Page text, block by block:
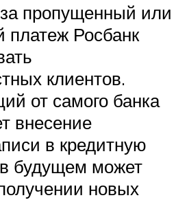
пропущенный или
платеж Росбанк
клиентов.
от самого банка
внесение
в кредитную
будущем может
новых